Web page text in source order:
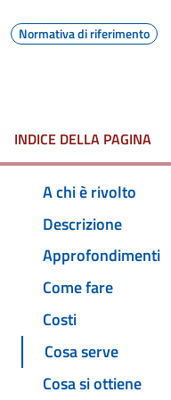
Normativa di riferimento
INDICE DELLA PAGINA
A chi è rivolto
Descrizione
Approfondimenti
Come fare
Costi
Cosa serve
Cosa si ottiene